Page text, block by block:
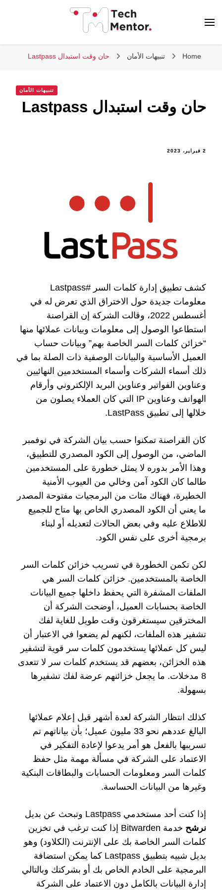
Home تنبيهات الأمان حان وقت استبدال Lastpass
تنبيهات الأمان
حان وقت استبدال Lastpass
2 فبراير، 2023
كشف تطبيق إدارة كلمات السر #Lastpass
معلومات جديدة حول الاختراق الذي تعرض له في
أغسطس 2022، وقالت الشركة إن القراصنة
استطاعوا الوصول إلى معلومات وبيانات عملائها منها
“خزائن كلمات السر الخاصة بهم” وبيانات حساب
العميل الأساسية والبيانات الوصفية ذات الصلة بما في
ذلك أسماء الشركات وأسماء المستخدمين النهائيين
وعناوين الفواتير وعناوين البريد الإلكتروني وأرقام
الهواتف وعناوين IP التي كان العملاء يصلون من
خلالها إلى تطبيق LastPass.
كان القراصنة تمكنوا حسب بيان الشركة في نوفمبر
الماضي، من الوصول إلى الكود المصدري للتطبيق،
وهذا الأمر بدوره لا يمثل خطورة على المستخدمين
طالما كان الكود آمن وخالي من العيوب الأمنية
الخطيرة، فهناك مئات من البرمجيات مفتوحة المصدر
ما يعني أن الكود المصدري الخاص بها متاح للجميع
للاطلاع عليه وفي بعض الحالات لتعديله أو لبناء
برمجية أخرى على نفس الكود.
لكن تكمن الخطورة في تسريب خزائن كلمات السر
الخاصة بالمستخدمين. خزائن كلمات السر هي
الملفات المشفرة التي يحفظ داخلها جميع البيانات
الخاصة بحسابات العميل، أوضحت الشركة أن
المخترقين سيستغرقون وقت طويل للغاية لفك
تشفير هذه الملفات، لكنهم لم يضعوا في الاعتبار أن
ليس كل عملائها يستخدمون كلمات سر قوية لتشفير
هذه الخزائن، بعضهم قد يستخدم كلمات سر لا تتعدى
8 مدخلات. ما يجعل خزائنهم عرضة لفك تشفيرها
بسهولة.
كذلك انتظار الشركة لعدة أشهر قبل إعلام عملائها
البالغ عددهم نحو 33 مليون عميل؛ بأن بياناتهم تم
تسريبها بالفعل هو أمر يدعوا لإعادة التفكير في
الاعتماد على الشركة في مسألة مهمة مثل حفظ
كلمات السر ومعلومات الحسابات والبطاقات البنكية
وغيرها من البيانات الحساسة.
إذا كنت أحد مستخدمي Lastpass وتبحث عن بديل
نرشح
خدمة Bitwarden إذا كنت ترغب في تخزين
كلمات السر الخاصة بك على الإنترنت (الكلاود) وهو
بديل شبيه بتطبيق Lastpass كما يمكن استضافة
البرمجية على الخادم الخاص بك أو بشركتك وبالتالي
إدارة البيانات بالكامل دون الاعتماد على الشركة